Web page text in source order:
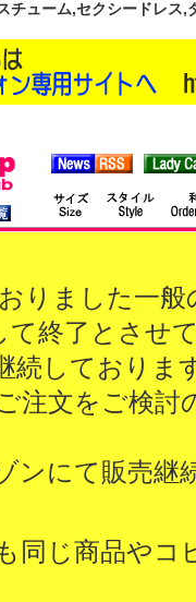
チューム,セクシードレス
りました一
て終了とさせ
続しておりま
注文をご検討
ンにて販売継
同じ商品やコ